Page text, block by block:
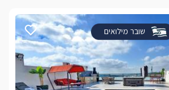
שובר מילואים